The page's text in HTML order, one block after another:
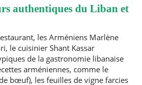
authentiques du Liban et
les Arméniens Marlène
le cuisinier Shant Kassar
de la gastronomie libanaise
arméniennes, comme le
bœuf), les feuilles de vigne farcies